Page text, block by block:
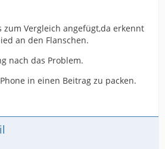
zum Vergleich angefügt,da erkennt
an den Flanschen.
nach das Problem.
in einen Beitrag zu packen.